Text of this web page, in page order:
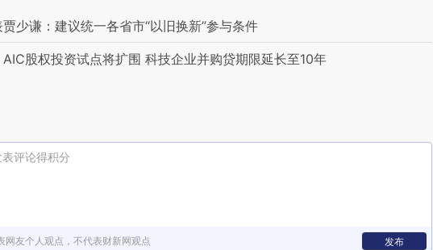
少谦：建议统一各省市“以旧换新”参与条件
股权投资试点将扩围 科技企业并购贷期限延长至10年
表评论得积分
网友个人观点，不代表财新网观点 发布